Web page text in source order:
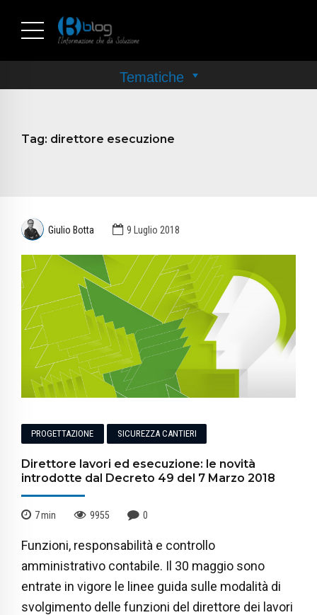
Tag: direttore esecuzione
Giulio Botta 9 Luglio 2018
PROGETTAZIONE SICUREZZA CANTIERI
Direttore lavori ed esecuzione: le novità
introdotte dal Decreto 49 del 7 Marzo 2018
7min 9955 0
Funzioni, responsabilità e controllo
amministrativo contabile. Il 30 maggio sono
entrate in vigore le linee guida sulle modalità di
svolgimento delle funzioni del direttore dei lavori